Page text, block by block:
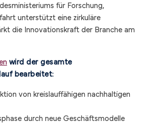
für ­Forschung,
unterstützt eine zirkuläre
die Innovationskraft der Branche am
wird der gesamte
bearbeitet:
von kreislauffähigen nachhaltigen
durch neue Geschäftsmodelle